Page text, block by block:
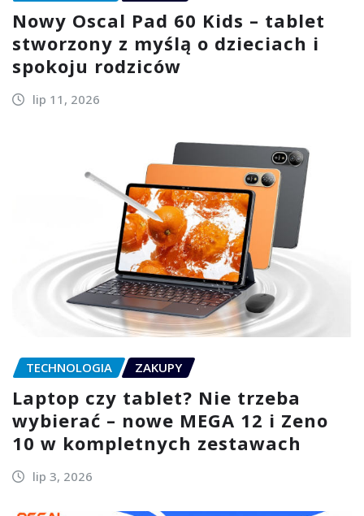
Nowy Oscal Pad 60 Kids – tablet
stworzony z myślą o dzieciach i
spokoju rodziców
lip 11, 2026
TECHNOLOGIA ZAKUPY
Laptop czy tablet? Nie trzeba
wybierać – nowe MEGA 12 i Zeno
10 w kompletnych zestawach
lip 3, 2026